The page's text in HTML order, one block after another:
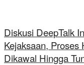
Diskusi DeepTalk
Kejaksaan,
Dikawal Hingga